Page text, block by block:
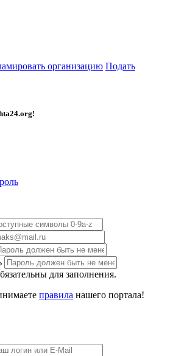
организацию Подать
!
для заполнения.
правила нашего портала!